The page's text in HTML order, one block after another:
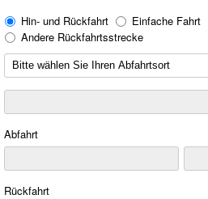
Hin- und Rückfahrt
Einfache Fahrt
Andere Rückfahrtsstrecke
Abfahrt
Rückfahrt